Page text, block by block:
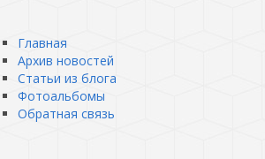
Главная
Архив новостей
Статьи из блога
Фотоальбомы
Обратная связь